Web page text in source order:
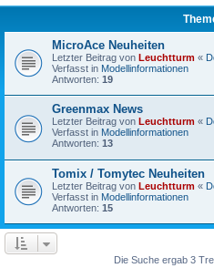
MicroAce Neuheiten
Letzter Beitrag von Leuchtturm «
Verfasst in Modellinformationen
Antworten: 19
Greenmax News
Letzter Beitrag von Leuchtturm «
Verfasst in Modellinformationen
Antworten: 13
Tomix / Tomytec Neuheiten
Letzter Beitrag von Leuchtturm «
Verfasst in Modellinformationen
Antworten: 15
Die Suche ergab 3